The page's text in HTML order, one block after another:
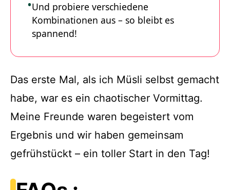
Und probiere verschiedene
Kombinationen aus – so bleibt es
spannend!
Das erste Mal, als ich Müsli selbst gemacht
habe, war es ein chaotischer Vormittag.
Meine Freunde waren begeistert vom
Ergebnis und wir haben gemeinsam
gefrühstückt – ein toller Start in den Tag!